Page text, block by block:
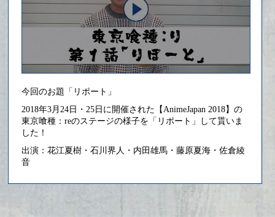
今回のお題「リポート」
2018年3月24日・25日に開催された【AnimeJapan 2018】の
東京喰種：reのステージの様子を「リポート」して貰いま
した！
出演：花江夏樹・石川界人・内田雄馬・藤原夏海・佐倉綾
音